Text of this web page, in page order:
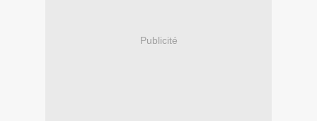
Publicité